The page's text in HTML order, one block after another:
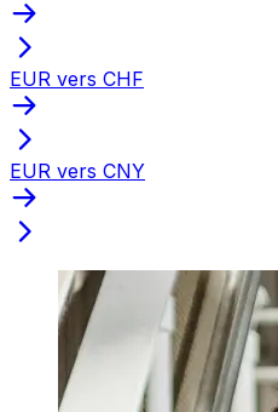
EUR vers CHF
EUR vers CNY